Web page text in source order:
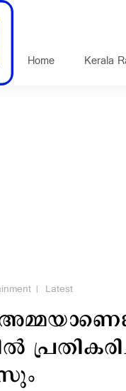
Home Kerala
Latest